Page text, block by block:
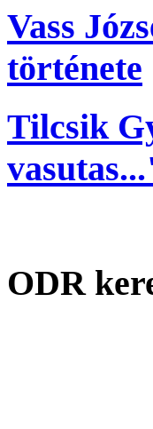
Vass
története
Tilcsik
ODR